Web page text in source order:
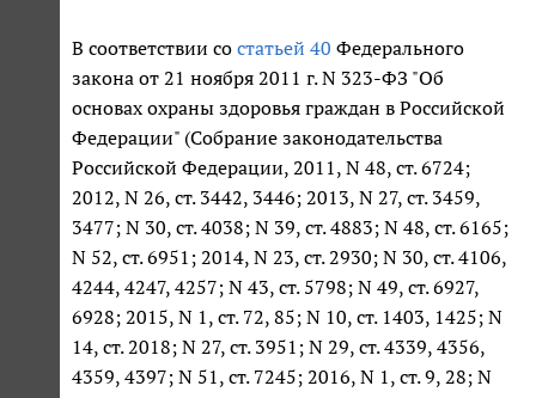
В соответствии со статьей 40 Федерального
закона от 21 ноября 2011 г. N 323-ФЗ "Об
основах охраны здоровья граждан в Российской
Федерации" (Собрание законодательства
Российской Федерации, 2011, N 48, ст. 6724;
2012, N 26, ст. 3442, 3446; 2013, N 27, ст. 3459,
3477; N 30, ст. 4038; N 39, ст. 4883; N 48, ст. 6165;
N 52, ст. 6951; 2014, N 23, ст. 2930; N 30, ст. 4106,
4244, 4247, 4257; N 43, ст. 5798; N 49, ст. 6927,
6928; 2015, N 1, ст. 72, 85; N 10, ст. 1403, 1425; N
14, ст. 2018; N 27, ст. 3951; N 29, ст. 4339, 4356,
4359, 4397; N 51, ст. 7245; 2016, N 1, ст. 9, 28; N